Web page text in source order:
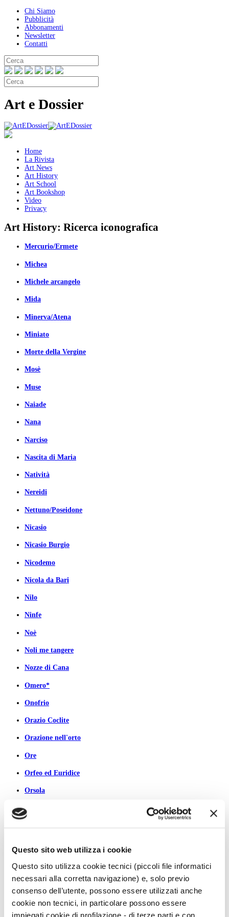
Questo sito web utilizza i cookie
Questo sito utilizza cookie tecnici (piccoli file informatici
necessari alla corretta navigazione) e, solo previo
consenso dell’utente, possono essere utilizzati anche
cookie non tecnici, in particolare possono essere
impiegati cookie di profilazione - di terze parti e con
Chi Siamo
Pubblicità
Abbonamenti
Newsletter
Contatti
Art e Dossier
Home
La Rivista
Art News
Art History
Art School
Art Bookshop
Video
Privacy
Art History: Ricerca iconografica
Mercurio/Ermete
Michea
Michele arcangelo
Mida
Minerva/Atena
Miniato
Morte della Vergine
Mosè
Muse
Naiade
Nana
Narciso
Nascita di Maria
Natività
Nereidi
Nettuno/Poseidone
Nicasio
Nicasio Burgio
Nicodemo
Nicola da Bari
Nilo
Ninfe
Noè
Noli me tangere
Nozze di Cana
Omero*
Onofrio
Orazio Coclite
Orazione nell'orto
Ore
Orfeo ed Euridice
Orsola
Pallade Atena/Minerva
Paolo
Paride
Pegaso